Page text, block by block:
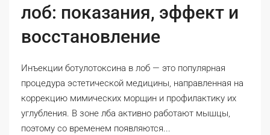
лоб: показания, эффект и
восстановление
Инъекции ботулотоксина в лоб — это популярная
процедура эстетической медицины, направленная на
коррекцию мимических морщин и профилактику их
углубления. В зоне лба активно работают мышцы,
поэтому со временем появляются...